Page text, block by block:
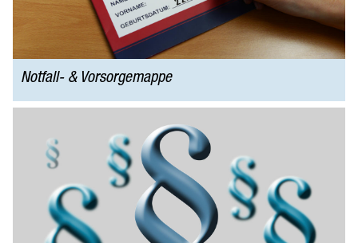
Wirtschaft
Gäste
Notfall- & Vorsorgemappe